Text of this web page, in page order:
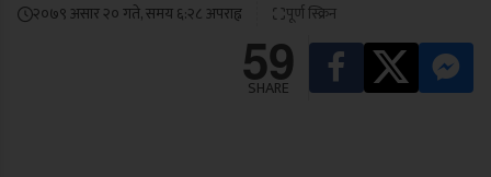
२०७९ असार २० गते, समय ६:२८ अपराह्न पूर्ण स्क्रिन
59
SHARE